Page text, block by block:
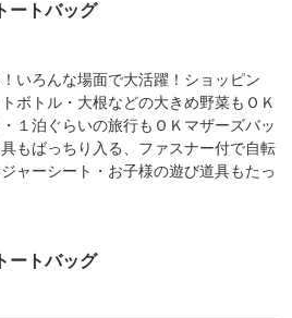
ートバッグ
いろんな場面で大活躍！ショッピン
ボトル・大根などの大きめ野菜もＯＫ
１泊ぐらいの旅行もＯＫマザーズバッ
もばっちり入る、ファスナー付で自転
ャーシート・お子様の遊び道具もたっ
ートバッグ